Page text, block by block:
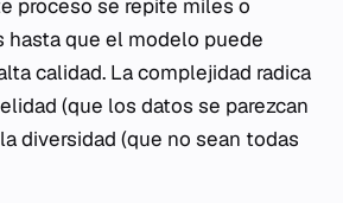
proceso se repite miles o
hasta que el modelo puede
calidad. La complejidad radica
(que los datos se parezcan
diversidad (que no sean todas